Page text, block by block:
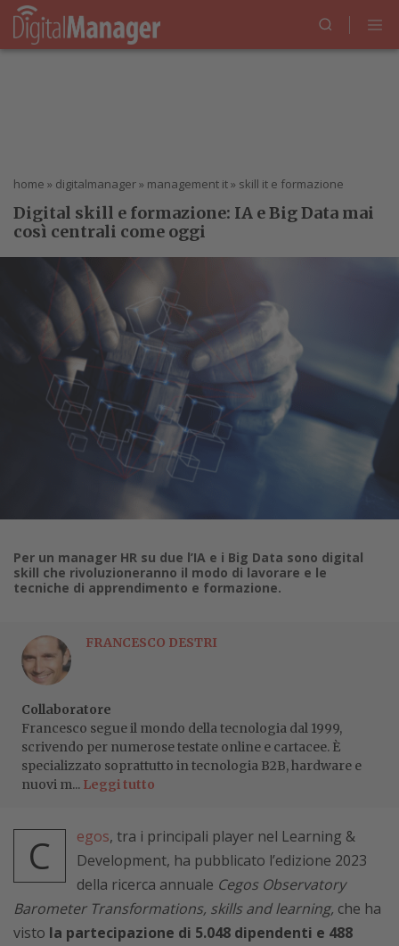
home » digitalmanager» management it» skill it e formazione
Digital skill e formazione: IA e Big Data mai
così centrali come oggi
Per un manager HR su due l’IA e i Big Data sono digital
skill che rivoluzioneranno il modo di lavorare e le
tecniche di apprendimento e formazione.
FRANCESCO DESTRI
Collaboratore
Francesco segue il mondo della tecnologia dal 1999,
scrivendo per numerose testate online e cartacee. È
specializzato soprattutto in tecnologia B2B, hardware e
nuovi m... Leggi tutto
C egos, tra i principali player nel Learning &
Development, ha pubblicato l’edizione 2023
della ricerca annuale Cegos Observatory
Barometer Transformations, skills and learning, che ha
visto la partecipazione di 5.048 dipendenti e 488